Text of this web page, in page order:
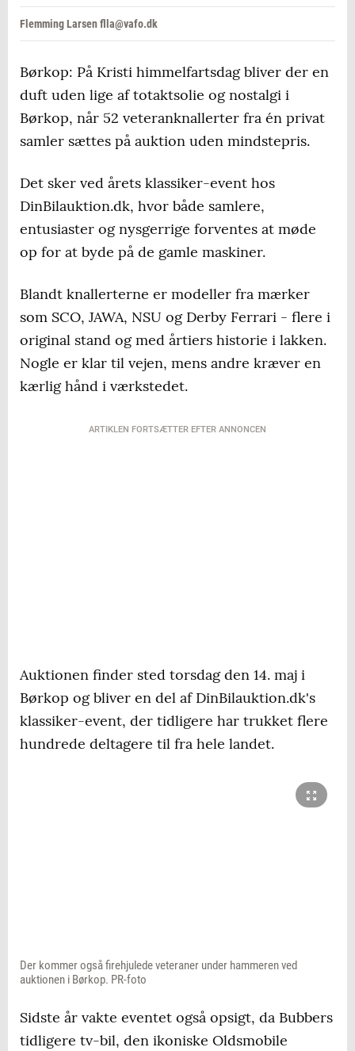
Flemming Larsen flla@vafo.dk
Børkop: På Kristi himmelfartsdag bliver der en
duft uden lige af totaktsolie og nostalgi i
Børkop, når 52 veteranknallerter fra én privat
samler sættes på auktion uden mindstepris.
Det sker ved årets klassiker-event hos
DinBilauktion.dk, hvor både samlere,
entusiaster og nysgerrige forventes at møde
op for at byde på de gamle maskiner.
Blandt knallerterne er modeller fra mærker
som SCO, JAWA, NSU og Derby Ferrari - flere i
original stand og med årtiers historie i lakken.
Nogle er klar til vejen, mens andre kræver en
kærlig hånd i værkstedet.
ARTIKLEN FORTSÆTTER EFTER ANNONCEN
Auktionen finder sted torsdag den 14. maj i
Børkop og bliver en del af DinBilauktion.dk's
klassiker-event, der tidligere har trukket flere
hundrede deltagere til fra hele landet.
Der kommer også firehjulede veteraner under hammeren ved
auktionen i Børkop. PR-foto
Sidste år vakte eventet også opsigt, da Bubbers
tidligere tv-bil, den ikoniske Oldsmobile